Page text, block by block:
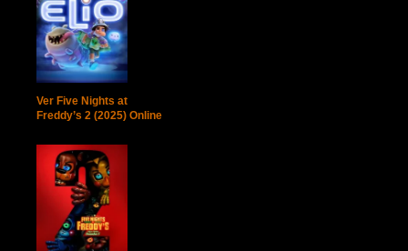
Ver Five Nights at
Freddy’s 2 (2025) Online